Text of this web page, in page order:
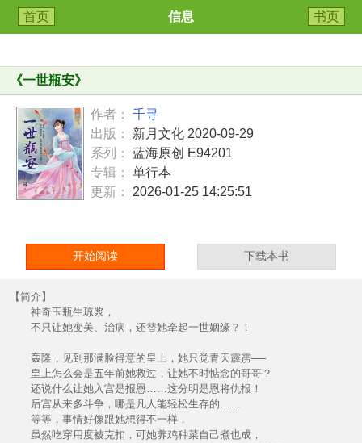
首页 信息 书页
《一世瓶安》
作者：
千寻
出版：
新月文化 2020-09-29
系列：
蓝海原创 E94201
专辑：
单行本
更新：
2026-01-25 14:25:51
开始阅读 下载本书
【简介】
神奇玉瓶生琼浆，
不只让她变美、治病，还替她牵起一世姻缘？！
轰隆，见到那满脸得意的皇上，她只觉青天霹雳──
皇上怎么会是五年前她救过，让她不时惦念的哥哥？
还说什么让她入宫是报恩……这分明是恩将仇报！
后宫从来多斗争，哪是凡人能轻松生存的……
等等，事情好像跟她想得不一样，
虽然吃穿用度被克扣，可她养鸡种菜自己煮也成，